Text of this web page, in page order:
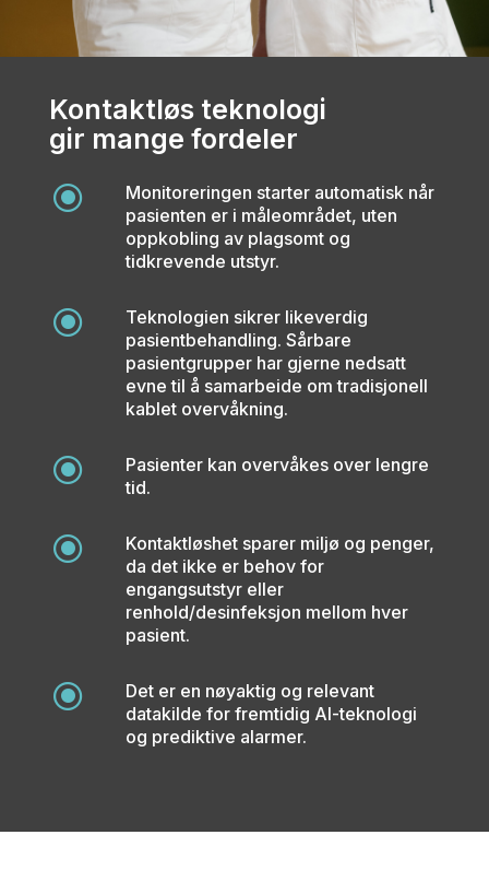
Kontaktløs teknologi
gir mange fordeler
\
Monitoreringen starter automatisk når
pasienten er i måleområdet, uten
oppkobling av plagsomt og
tidkrevende utstyr.
\
Teknologien sikrer likeverdig
pasientbehandling. Sårbare
pasientgrupper har gjerne nedsatt
evne til å samarbeide om tradisjonell
kablet overvåkning.
\
Pasienter kan overvåkes over lengre
tid.
\
Kontaktløshet sparer miljø og penger,
da det ikke er behov for
engangsutstyr eller
renhold/desinfeksjon mellom hver
pasient.
\
Det er en nøyaktig og relevant
datakilde for fremtidig AI-teknologi
og prediktive alarmer.